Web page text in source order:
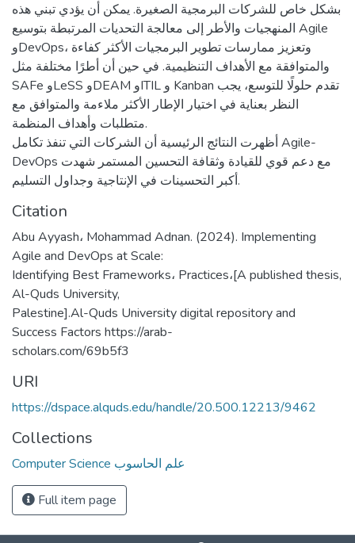
بشكل خاص للشركات البرمجية الصغيرة. يمكن أن يؤدي تبني هذه
المنهجيات والأطر إلى معالجة التحديات المرتبطة بتوسيع Agile
وDevOps، وتعزيز ممارسات تطوير البرمجيات الأكثر كفاءة
والمتوافقة مع الأهداف التنظيمية. في حين أن أطرًا مختلفة مثل
SAFe وLeSS وDEAM وITIL و Kanban تقدم حلولًا للتوسع، يجب
النظر بعناية في اختيار الإطار الأكثر ملاءمة والمتوافق مع
متطلبات وأهداف المنظمة.
أظهرت النتائج الرئيسية أن الشركات التي تنفذ تكامل Agile-
DevOps مع دعم قوي للقيادة وثقافة التحسين المستمر شهدت
أكبر التحسينات في الإنتاجية وجداول التسليم.
Citation
Abu Ayyash، Mohammad Adnan. (2024). Implementing
Agile and DevOps at Scale:
Identifying Best Frameworks، Practices،[A published thesis,
Al-Quds University,
Palestine].Al-Quds University digital repository and
Success Factors https://arab-
scholars.com/69b5f3
URI
https://dspace.alquds.edu/handle/20.500.12213/9462
Collections
Computer Science علم الحاسوب
Full item page